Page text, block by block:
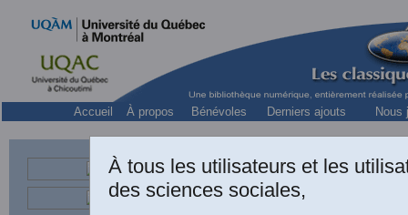
Accueil À propos Bénévoles Derniers ajouts Nous
À tous les utilisateurs et les
des sciences sociales,